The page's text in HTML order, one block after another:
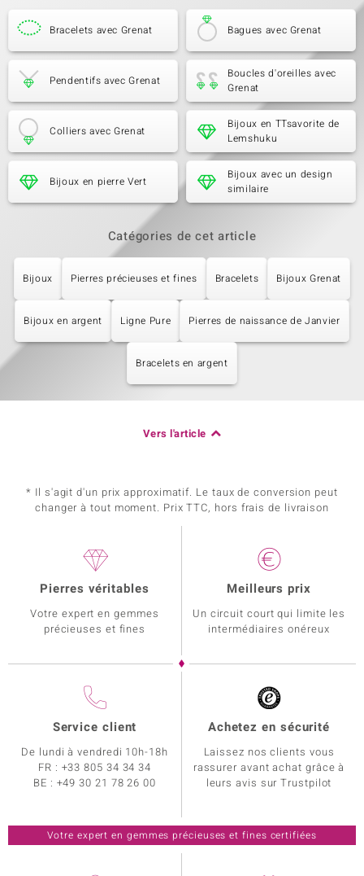
Bracelets avec Grenat Bagues avec Grenat
Pendentifs avec Grenat
Boucles d'oreilles avec
Grenat
Colliers avec Grenat
Bijoux en TTsavorite de
Lemshuku
Bijoux en pierre Vert
Bijoux avec un design
similaire
Catégories de cet article
Bijoux Pierres précieuses et fines Bracelets Bijoux Grenat
Bijoux en argent Ligne Pure Pierres de naissance de Janvier
Bracelets en argent
Vers l'article
* Il s'agit d'un prix approximatif. Le taux de conversion peut
changer à tout moment. Prix TTC, hors frais de livraison
Pierres véritables
Votre expert en gemmes
précieuses et fines
Meilleurs prix
Un circuit court qui limite les
intermédiaires onéreux
Service client
De lundi à vendredi 10h-18h
FR : +33 805 34 34 34
BE : +49 30 21 78 26 00
Achetez en sécurité
Laissez nos clients vous
rassurer avant achat grâce à
leurs avis sur Trustpilot
Votre expert en gemmes précieuses et fines certifiées